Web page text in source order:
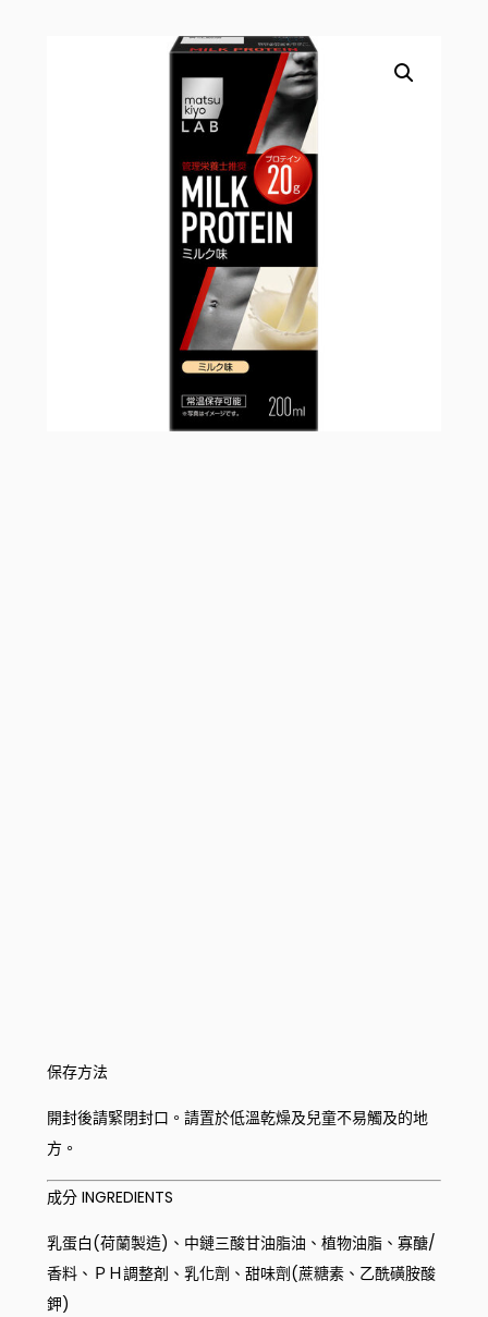
保存方法
開封後請緊閉封口。請置於低溫乾燥及兒童不易觸及的地
方。
成分 INGREDIENTS
乳蛋白(荷蘭製造)、中鏈三酸甘油脂油、植物油脂、寡醣/
香料、ＰＨ調整剤、乳化劑、甜味劑(蔗糖素、乙酰磺胺酸
鉀)